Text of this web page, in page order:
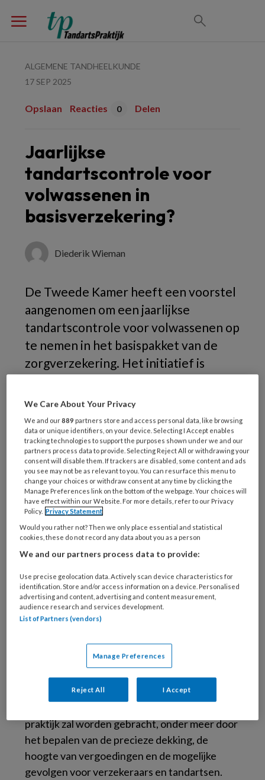
ALGEMENE TANDHEELKUNDE
17 SEP 2025
Opslaan Reacties 0 Delen
Jaarlijkse
tandartscontrole voor
volwassenen in
basisverzekering?
Diederik Wieman
De Tweede Kamer heeft een voorstel
aangenomen om een jaarlijkse
tandartscontrole voor volwassenen op
te nemen in het basispakket van de
zorgverzekering. Het initiatief is
waaronder SP, NSC, GroenLinks en
PvdA.
© karelnoppe / stock.adobe.com
Doel is om preventieve tandheelkundige zorg
toegankelijker te maken, zodat mensen niet
langer tandartsbezoeken vermijden uit angst
voor hoge kosten. Hoewel het voorstel brede
steun heeft, zijn er ook partijen die vragen
hebben over de financiering en uitvoering. Het
praktijk zal worden gebracht, onder meer door
het bepalen van de precieze dekking, de
hoogte van vergoedingen en de mogelijke
gevolgen voor verzekeraars en tandartsen.
We Care About Your Privacy
We and our889 partners store and access personal data, like browsing
data or unique identifiers, on your device. Selecting I Accept enables
tracking technologies to support the purposes shown under we and our
partners process data to provide. Selecting Reject All or withdrawing your
consent will disable them. If trackers are disabled, some content and ads
you see may not be as relevant to you. You can resurface this menu to
change your choices or withdraw consent at any time by clicking the
Manage Preferences link on the bottom of the webpage. Your choices will
have effect within our Website. For more details, refer to our Privacy
Policy. Privacy Statement
Would you rather not? Then we only place essential and statistical
cookies, these do not record any data about you as a person
We and our partners process data to provide:
Use precise geolocation data. Actively scan device characteristics for
identification. Store and/or access information on a device. Personalised
advertising and content, advertising and content measurement,
audience research and services development.
List of Partners (vendors)
Manage Preferences
Reject All I Accept